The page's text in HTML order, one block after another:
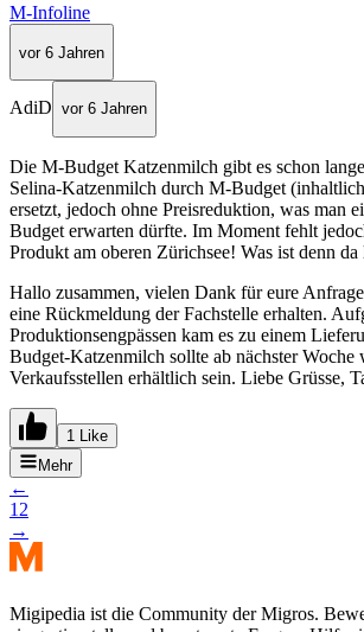
M-Infoline
vor 6 Jahren
AdiD vor 6 Jahren
Die M-Budget Katzenmilch gibt es schon
Selina-Katzenmilch durch M-Budget
ersetzt, jedoch ohne Preisreduktion, was man
Budget erwarten dürfte. Im Moment fehlt
Produkt am oberen Zürichsee! Was ist denn
Hallo zusammen, vielen Dank für eure
eine Rückmeldung der Fachstelle erhalten.
Produktionsengpässen kam es zu einem
Budget-Katzenmilch sollte ab nächster Woche
Verkaufsstellen erhältlich sein. Liebe Grüsse,
1 Like
Mehr
←
1 2
→
Migipedia ist die Community der Migros.